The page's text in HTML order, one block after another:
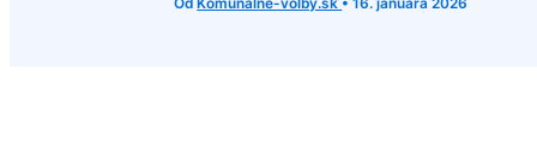
Od Komunalne-volby.sk •16. januára 2026